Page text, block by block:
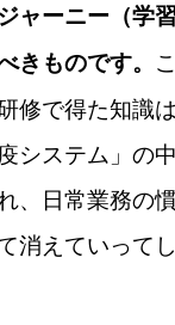
ャーニー（学
きものです。
修で得た知識
システム」の
、日常業務の
消えていって